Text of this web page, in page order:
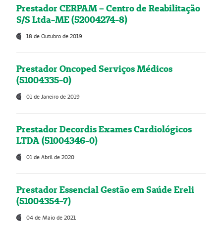
Prestador CERPAM – Centro de Reabilitação
S/S Ltda-ME (52004274-8)
18 de Outubro de 2019
Prestador Oncoped Serviços Médicos
(51004335-0)
01 de Janeiro de 2019
Prestador Decordis Exames Cardiológicos
LTDA (51004346-0)
01 de Abril de 2020
Prestador Essencial Gestão em Saúde Ereli
(51004354-7)
04 de Maio de 2021